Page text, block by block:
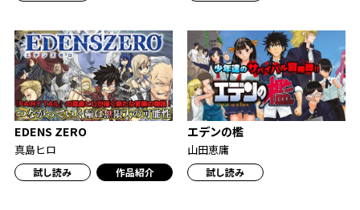
EDENS ZERO
真島ヒロ
試し読み 作品紹介
エデンの檻
山田恵庸
試し読み